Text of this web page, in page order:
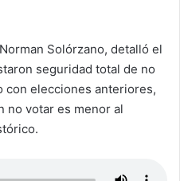
Solórzano, detalló el
seguridad total de no
con elecciones anteriores,
no votar es menor al